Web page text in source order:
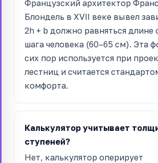
Французский архитектор
Блондель в XVII веке вывел
2h + b должно равняться длине
шага человека (60–65 см). Эта
сих пор используется при
лестниц и считается
комфорта.
Калькулятор учитывает
ступеней?
Нет, калькулятор оперирует